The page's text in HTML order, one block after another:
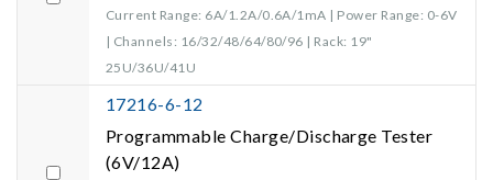
Current Range: 6A/1.2A/0.6A/1mA | Power Range: 0-6V
| Channels: 16/32/48/64/80/96 | Rack: 19"
25U/36U/41U
17216-6-12
Programmable Charge/Discharge Tester
(6V/12A)